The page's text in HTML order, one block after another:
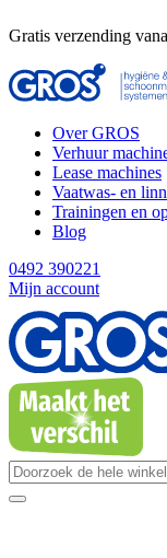
Gratis verzending
Over GROS
Verhuur
Lease machines
Vaatwas- en
Trainingen en
Blog
0492 390221
Mijn account